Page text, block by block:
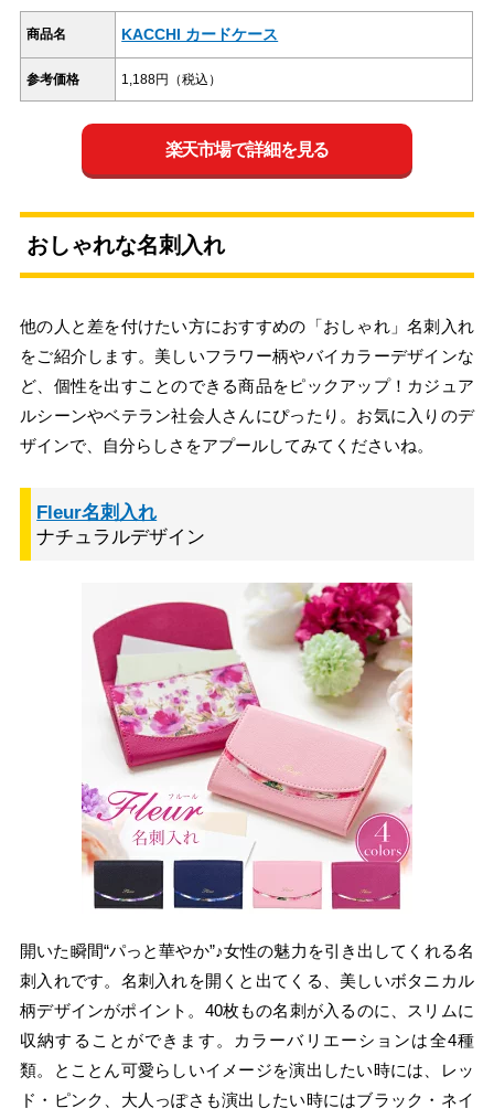
商品名 KACCHI カードケース
参考価格 1,188円（税込）
楽天市場で詳細を見る
おしゃれな名刺入れ
他の人と差を付けたい方におすすめの「おしゃれ」名刺入れ
をご紹介します。美しいフラワー柄やバイカラーデザインな
ど、個性を出すことのできる商品をピックアップ！カジュア
ルシーンやベテラン社会人さんにぴったり。お気に入りのデ
ザインで、自分らしさをアプールしてみてくださいね。
Fleur名刺入れ
ナチュラルデザイン
開いた瞬間“パっと華やか”♪女性の魅力を引き出してくれる名
刺入れです。名刺入れを開くと出てくる、美しいボタニカル
柄デザインがポイント。40枚もの名刺が入るのに、スリムに
収納することができます。カラーバリエーションは全4種
類。とことん可愛らしいイメージを演出したい時には、レッ
ド・ピンク、大人っぽさも演出したい時にはブラック・ネイ